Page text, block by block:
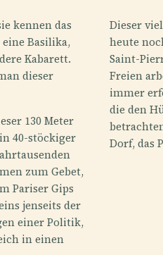
kennen das
Basilika,
Kabarett.
dieser
130 Meter
40-stöckiger
zum Gebet,
Pariser Gips
jenseits der
einer Politik,
in einen
Dieser
heute
Saint-
Freien
immer
die den
Dorf, das